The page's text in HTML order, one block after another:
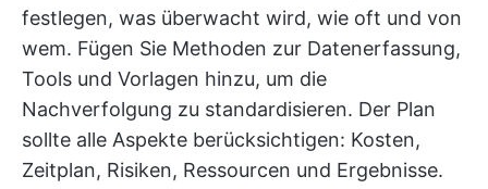
festlegen, was überwacht wird, wie oft und von
wem. Fügen Sie Methoden zur Datenerfassung,
Tools und Vorlagen hinzu, um die
Nachverfolgung zu standardisieren. Der Plan
sollte alle Aspekte berücksichtigen: Kosten,
Zeitplan, Risiken, Ressourcen und Ergebnisse.